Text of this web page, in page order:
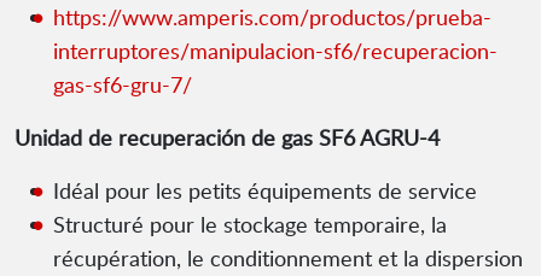
https://www.amperis.com/productos/prueba-
interruptores/manipulacion-sf6/recuperacion-
gas-sf6-gru-7/
Unidad de recuperación de gas SF6 AGRU-4
Idéal pour les petits équipements de service
Structuré pour le stockage temporaire, la
récupération, le conditionnement et la dispersion